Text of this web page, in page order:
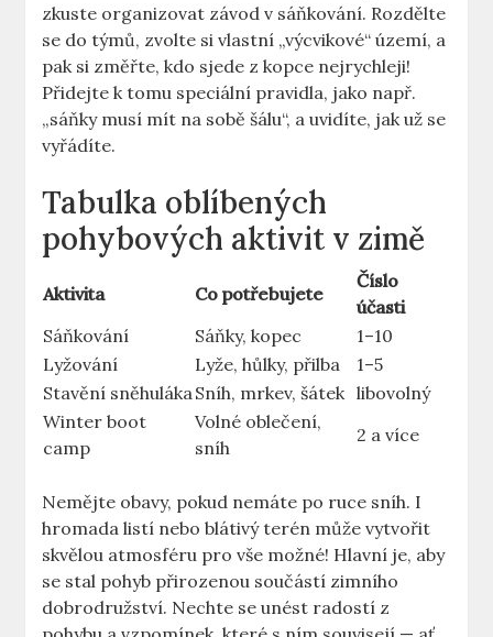
zkuste organizovat závod v sáňkování. Rozdělte
se do týmů, zvolte si vlastní „výcvikové“ území, a
pak si změřte, kdo sjede z kopce nejrychleji!
Přidejte k tomu speciální pravidla, jako např.
„sáňky musí mít na sobě šálu“, a uvidíte, jak už se
vyřádíte.
Tabulka oblíbených
pohybových aktivit v zimě
Aktivita Co potřebujete
Číslo
účasti
Sáňkování
Sáňky, kopec
1–10
Lyžování
Lyže, hůlky, přilba
1–5
Stavění sněhulákaSníh, mrkev, šátek libovolný
Winter boot
camp
Volné oblečení,
sníh
2 a více
Nemějte obavy, pokud nemáte po ruce sníh. I
hromada listí nebo blátivý terén může vytvořit
skvělou atmosféru pro vše možné! Hlavní je, aby
se stal pohyb přirozenou součástí zimního
dobrodružství. Nechte se unést radostí z